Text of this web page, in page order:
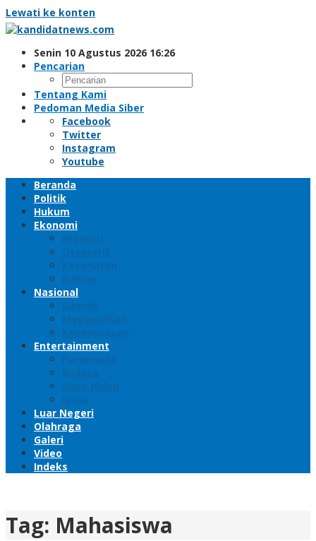
Lewati ke konten
Senin 10 Agustus 2026 16:26
Pencarian
Tentang Kami
Pedoman Media Siber
Facebook
Twitter
Instagram
Youtube
Beranda
Politik
Hukum
Ekonomi
Properti
Otomotif
Kesehatan
Kuliner
Nasional
Daerah
Megapolitan
Kepemudaan
Entertainment
Pariwisata
Budaya
Gaya Hidup
Iptek
Luar Negeri
Olahraga
Galeri
Video
Indeks
Tag: Mahasiswa